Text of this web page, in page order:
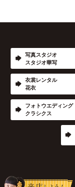
写真スタジオ
スタジオ華写
衣裳レンタル
花衣
フォトウエディング
クラシクス